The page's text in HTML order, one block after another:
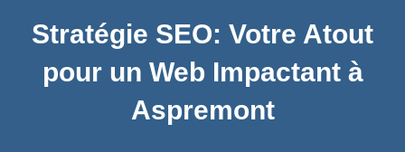
Stratégie SEO: Votre Atout
pour un Web Impactant à
Aspremont